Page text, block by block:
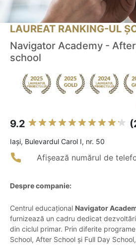
LAUREAT RANKING-UL
Navigator Academy -
school
9.2
Iaşi, Bulevardul Carol I, nr. 50
Afișează numărul de
Despre companie:
Centrul educațional Navigator
furnizează un cadru dedicat
din ciclul primar. Prin diferite
School, After School și Full Day